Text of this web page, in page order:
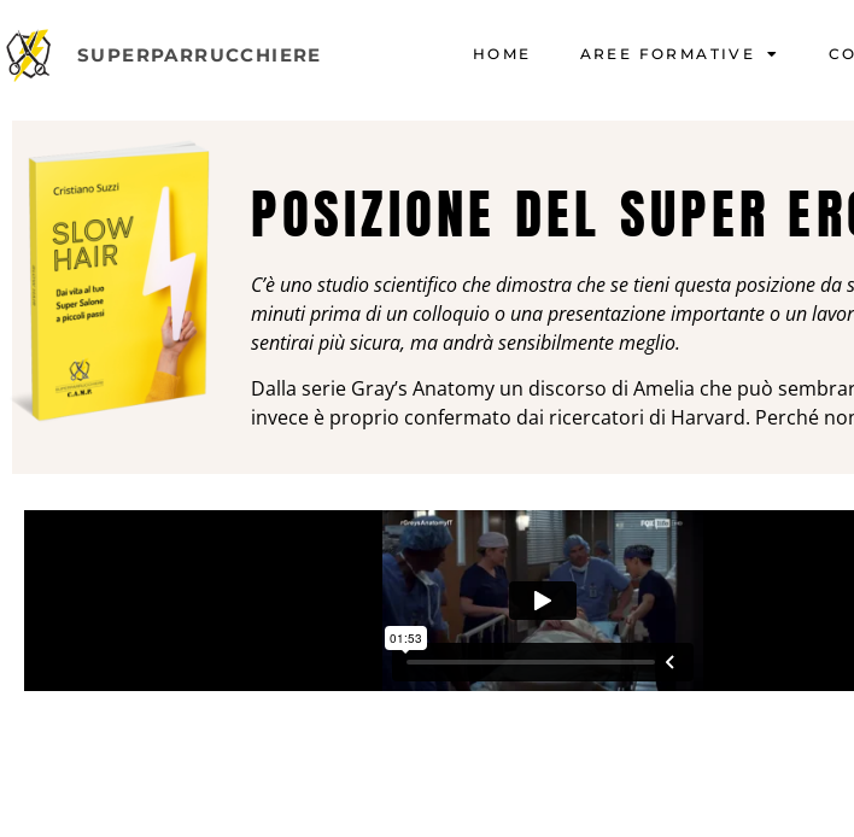
SUPERPARRUCCHIERE HOME AREE FORMATIVE
POSIZIONE DEL SUPER
C’è uno studio scientifico che dimostra che se tieni questa posizione da
minuti prima di un colloquio o una presentazione importante o un
sentirai più sicura, ma andrà sensibilmente meglio.
Dalla serie Gray’s Anatomy un discorso di Amelia che può
invece è proprio confermato dai ricercatori di Harvard. Perché